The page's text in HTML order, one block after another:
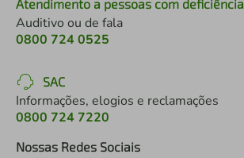
Atendimento a pessoas com deficiência
Auditivo ou de fala
0800 724 0525
SAC
Informações, elogios e reclamações
0800 724 7220
Nossas Redes Sociais